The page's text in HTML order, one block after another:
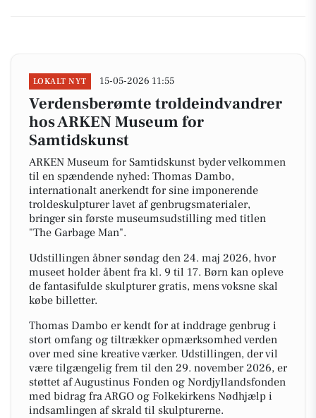
LOKALT NYT 15-05-2026 11:55
Verdensberømte troldeindvandrer
hos ARKEN Museum for
Samtidskunst
ARKEN Museum for Samtidskunst byder velkommen
til en spændende nyhed: Thomas Dambo,
internationalt anerkendt for sine imponerende
troldeskulpturer lavet af genbrugsmaterialer,
bringer sin første museumsudstilling med titlen
"The Garbage Man".
Udstillingen åbner søndag den 24. maj 2026, hvor
museet holder åbent fra kl. 9 til 17. Børn kan opleve
de fantasifulde skulpturer gratis, mens voksne skal
købe billetter.
Thomas Dambo er kendt for at inddrage genbrug i
stort omfang og tiltrækker opmærksomhed verden
over med sine kreative værker. Udstillingen, der vil
være tilgængelig frem til den 29. november 2026, er
støttet af Augustinus Fonden og Nordjyllandsfonden
med bidrag fra ARGO og Folkekirkens Nødhjælp i
indsamlingen af skrald til skulpturerne.